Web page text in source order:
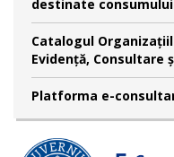
destinate
Catalogul
Evidență, Consultare
Platforma e-